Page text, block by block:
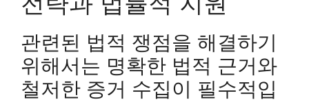
관련된 법적 쟁점을 해결하기
위해서는 명확한 법적 근거와
철저한 증거 수집이 필수적입